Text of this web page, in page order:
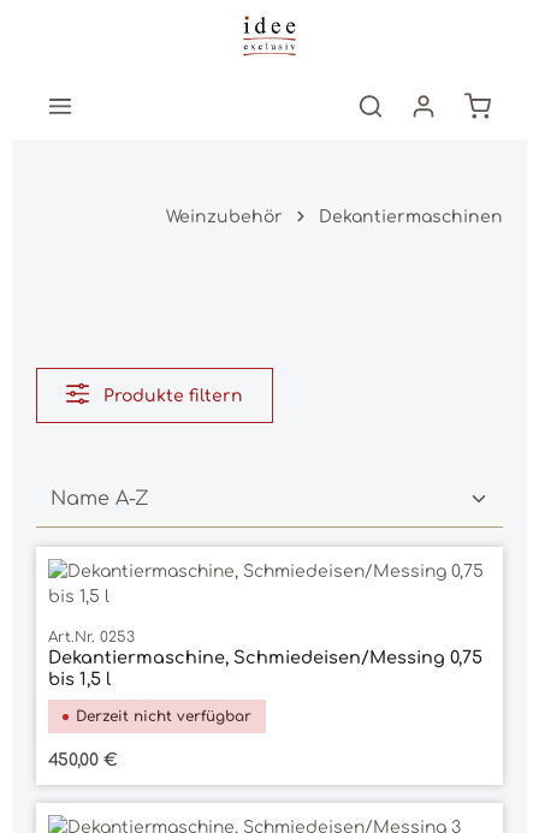
Zum Hauptinhalt springen
Weinzubehör Dekantiermaschinen
Produkte filtern
Art.Nr. 0253
Dekantiermaschine, Schmiedeisen/Messing 0,75
bis 1,5 l
Derzeit nicht verfügbar
Regulärer Preis:
450,00 €